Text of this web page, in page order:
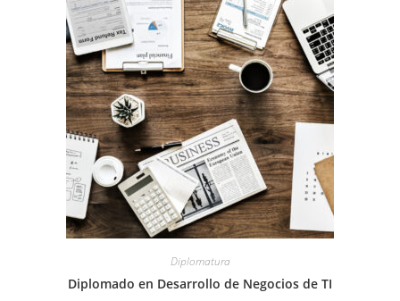
Diplomatura
Diplomado en Desarrollo de Negocios de TI